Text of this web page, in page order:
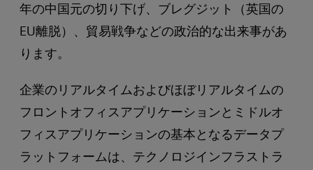
年の中国元の切り下げ、ブレグジット（英国の
EU離脱）、貿易戦争などの政治的な出来事があ
ります。
企業のリアルタイムおよびほぼリアルタイムの
フロントオフィスアプリケーションとミドルオ
フィスアプリケーションの基本となるデータプ
ラットフォームは、テクノロジインフラストラ